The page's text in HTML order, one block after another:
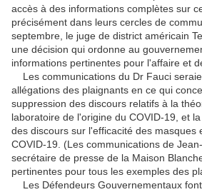
accès à des informations complètes sur
précisément dans leurs cercles de
septembre, le juge de district américain
une décision qui ordonne au
informations pertinentes pour l'affaire et
Les communications du Dr Fauci
allégations des plaignants en ce qui
suppression des discours relatifs à la
laboratoire de l'origine du COVID-19, et
des discours sur l'efficacité des masques
COVID-19. (Les communications de
secrétaire de presse de la Maison
pertinentes pour tous les exemples des
Les Défendeurs Gouvernementaux